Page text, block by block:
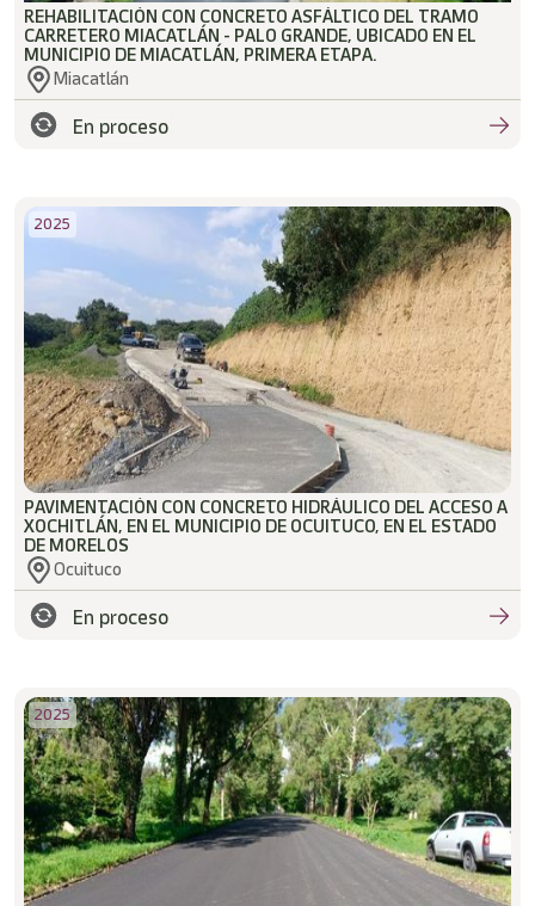
REHABILITACIÓN CON CONCRETO ASFÁLTICO DEL TRAMO
CARRETERO MIACATLÁN - PALO GRANDE, UBICADO EN EL
MUNICIPIO DE MIACATLÁN, PRIMERA ETAPA.
Miacatlán
En proceso
2025
PAVIMENTACIÓN CON CONCRETO HIDRÁULICO DEL ACCESO A
XOCHITLÁN, EN EL MUNICIPIO DE OCUITUCO, EN EL ESTADO
DE MORELOS
Ocuituco
En proceso
2025